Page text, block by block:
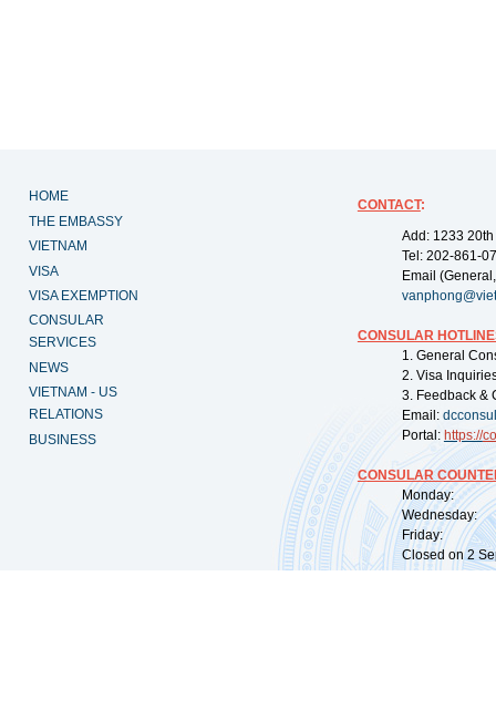
HOME
THE EMBASSY
VIETNAM
VISA
VISA EXEMPTION
CONSULAR
SERVICES
NEWS
VIETNAM - US
RELATIONS
BUSINESS
CONTACT:
Add: 1233
Tel: 202-861-
Email
CONSULAR
1. General
2. Visa
3. Feedback &
Email:
Portal: https://
CONSULAR
Monday:
Wednesday:
Friday:
Closed on 2